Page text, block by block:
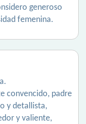
generoso
femenina.
convencido, padre
y detallista,
y valiente,